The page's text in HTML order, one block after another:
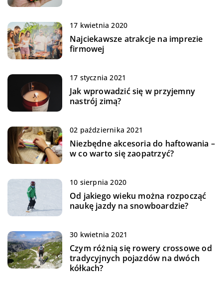
17 kwietnia 2020
Najciekawsze atrakcje na imprezie
firmowej
17 stycznia 2021
Jak wprowadzić się w przyjemny
nastrój zimą?
02 października 2021
Niezbędne akcesoria do haftowania –
w co warto się zaopatrzyć?
10 sierpnia 2020
Od jakiego wieku można rozpocząć
naukę jazdy na snowboardzie?
30 kwietnia 2021
Czym różnią się rowery crossowe od
tradycyjnych pojazdów na dwóch
kółkach?